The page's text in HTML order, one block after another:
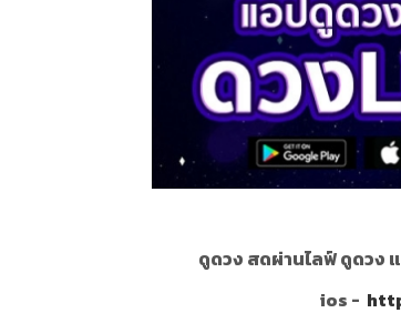
ดูดวง สดผ่านไลฟ์ ดูดวง
ios -